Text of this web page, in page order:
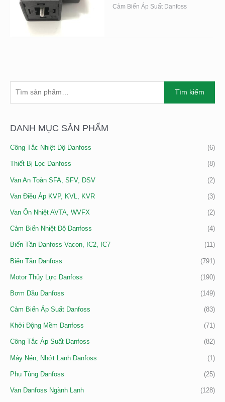
K
Ế
M
Tìm kiếm
DANH MỤC SẢN PHẨM
Công Tắc Nhiệt Độ Danfoss (6)
Thiết Bị Lọc Danfoss (8)
Van An Toàn SFA, SFV, DSV (2)
Van Điều Áp KVP, KVL, KVR (3)
Van Ổn Nhiệt AVTA, WVFX (2)
Cảm Biến Nhiệt Độ Danfoss (4)
Biến Tần Danfoss Vacon, IC2, IC7 (11)
Biến Tần Danfoss (791)
Motor Thủy Lực Danfoss (190)
Bơm Dầu Danfoss (149)
Cảm Biến Áp Suất Danfoss (83)
Khởi Động Mềm Danfoss (71)
Công Tắc Áp Suất Danfoss (82)
Máy Nén, Nhớt Lạnh Danfoss (1)
Phụ Tùng Danfoss (25)
Van Danfoss Ngành Lạnh (128)
T
H
Đ
A
Cảm Biến Áp Suất Danfoss